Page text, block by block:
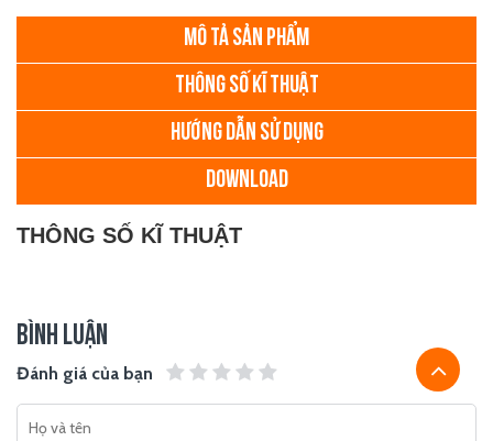
MÔ TẢ SẢN PHẨM
THÔNG SỐ KĨ THUẬT
HƯỚNG DẪN SỬ DỤNG
DOWNLOAD
THÔNG SỐ KĨ THUẬT
BÌNH LUẬN
Đánh giá của bạn